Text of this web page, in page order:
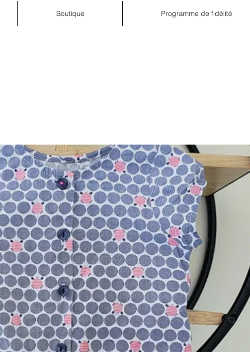
Boutique Programme de fidélité